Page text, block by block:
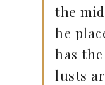
the
he
has
lusts